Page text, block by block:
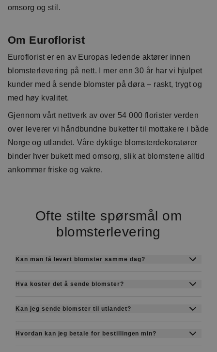
omsorg og stil.
Om Euroflorist
Euroflorist er en av Europas ledende aktører innen
blomsterlevering på nett. I mer enn 30 år har vi hjulpet
kunder med å sende blomster på døra – raskt, trygt og
med høy kvalitet.
Gjennom vårt nettverk av over 54 000 florister verden
over leverer vi håndbundne buketter til mottakere i både
Norge og utlandet. Våre dyktige blomsterdekoratører
binder hver bukett med omsorg, slik at blomstene alltid
ankommer friske og vakre.
Ofte stilte spørsmål om
blomsterlevering
Kan man få levert blomster samme dag?
Bestill senest kl. 14 på hverdager og kl. 12 på
Hva koster det å sende blomster?
Den endelige prisen avhenger av hvilken bukett
Kan jeg sende blomster til utlandet?
over 140 land gjennom vårt internasjonale
Hvordan kan jeg betale for bestillingen min?